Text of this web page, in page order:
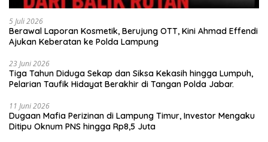
5 Juli 2026
Berawal Laporan Kosmetik, Berujung OTT, Kini Ahmad Effendi
Ajukan Keberatan ke Polda Lampung
23 Juni 2026
Tiga Tahun Diduga Sekap dan Siksa Kekasih hingga Lumpuh,
Pelarian Taufik Hidayat Berakhir di Tangan Polda Jabar.
11 Juni 2026
Dugaan Mafia Perizinan di Lampung Timur, Investor Mengaku
Ditipu Oknum PNS hingga Rp8,5 Juta